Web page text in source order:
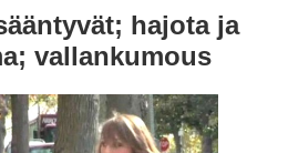
hajota ja
vallankumous